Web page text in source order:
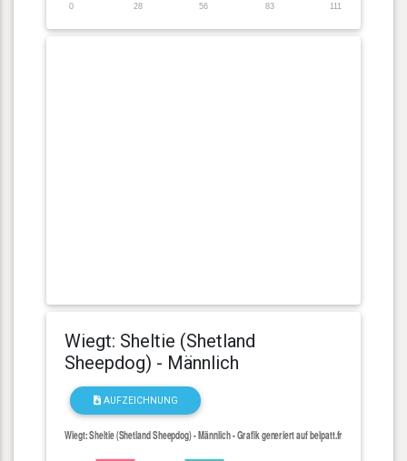
0 28 56 83 111
Wiegt: Sheltie (Shetland
Sheepdog) - Männlich
AUFZEICHNUNG